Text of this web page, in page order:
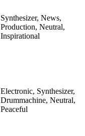
Synthesizer, News,
Production, Neutral,
Inspirational
Electronic, Synthesizer,
Drummachine, Neutral,
Peaceful